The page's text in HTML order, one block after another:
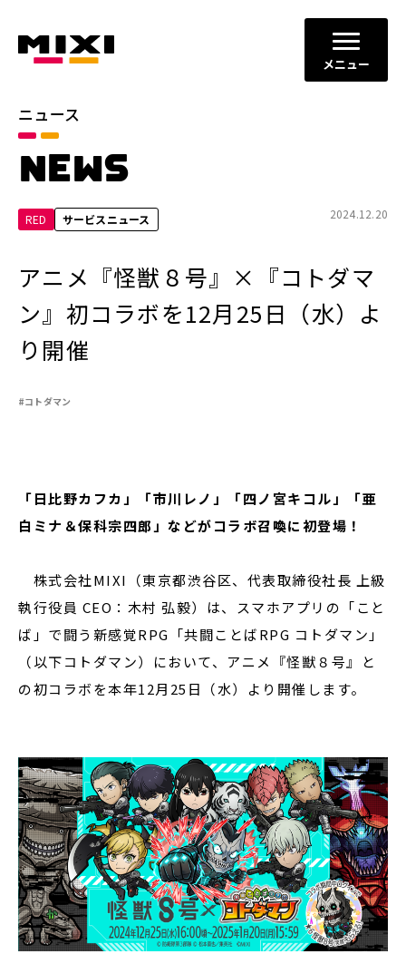
メニュー
ニュース
NEWS
RED サービスニュース 2024.12.20
アニメ『怪獣８号』×『コトダマ
ン』初コラボを12月25日（水）よ
り開催
#コトダマン
「日比野カフカ」「市川レノ」「四ノ宮キコル」「亜
白ミナ＆保科宗四郎」などがコラボ召喚に初登場！
株式会社MIXI（東京都渋谷区、代表取締役社長 上級
執行役員 CEO：⽊村 弘毅）は、スマホアプリの「こと
ば」で闘う新感覚RPG「共闘ことばRPG コトダマン」
（以下コトダマン）において、アニメ『怪獣８号』と
の初コラボを本年12月25日（水）より開催します。
カテゴリ
お知らせ
2026年 2025年